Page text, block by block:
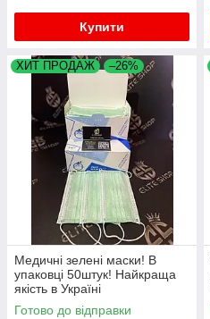
Купити
ХИТ ПРОДАЖ –26%
Медичні зелені маски! В
упаковці 50штук! Найкраща
якість в Україні
Готово до відправки